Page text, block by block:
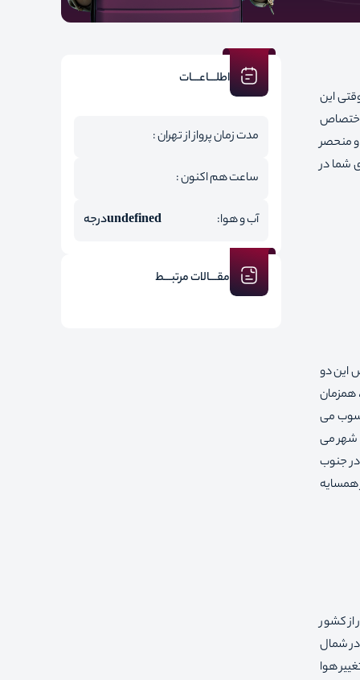
این
اختصاص
و منحصر
شما در
این دو
همزمان
می
شهر می
جنوب
همسایه
سنگاپور از کشور
نیست . این کشور که در شمال
هوا
اطلـــاعـــات
مدت زمان پرواز از تهران :
ساعت هم اکنون :
آب و هوا: undefinedدرجه
مقـــالات مرتبـــط